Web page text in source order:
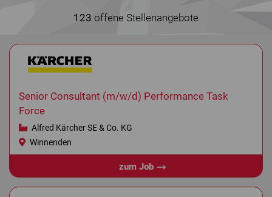
Kontakt
123 offene Stellenangebote
Senior Consultant (m/w/d) Performance Task
Force
Alfred Kärcher SE & Co. KG
Winnenden
zum Job